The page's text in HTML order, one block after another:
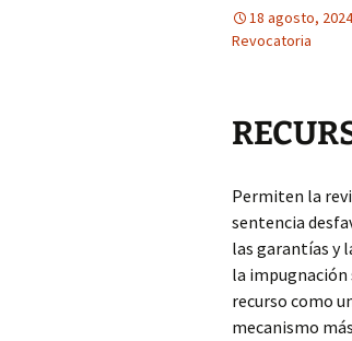
18 agosto, 2024
Revocatoria
Permiten la
sentencia
las garantías y
la impugnación
recurso como
mecanismo